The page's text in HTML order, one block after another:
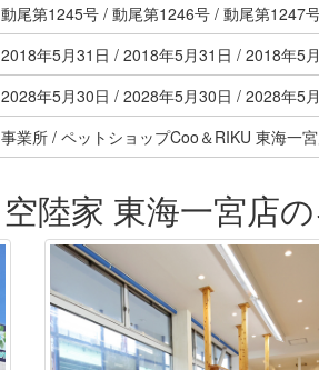
動尾第1245号 / 動尾第1246号 / 動尾第1247
2018年5月31日 / 2018年5月31日 / 2018年5
2028年5月30日 / 2028年5月30日 / 2028年5
事業所 / ペットショップCoo＆RIKU 東海
空陸家 東海一宮店